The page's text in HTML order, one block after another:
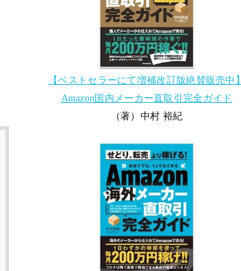
【ベストセラーにて増補改訂版絶賛販売中】
Amazon国内メーカー直取引完全ガイド
（著）中村 裕紀